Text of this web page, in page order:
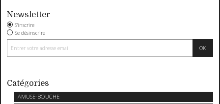
Newsletter
S'inscrire
Se désinscrire
Catégories
AMUSE-BOUCHE